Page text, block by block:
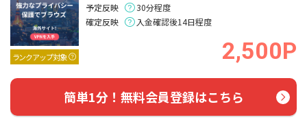
ランクアップ対象
予定反映
30分程度
確定反映
入金確認後14日程度
2,500P
簡単1分！無料会員登録はこちら